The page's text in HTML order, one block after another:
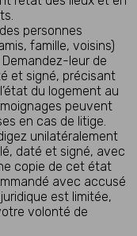
personnes
famille, voisins)
leur de
et signé, précisant
du logement au
peuvent
en cas de litige.
unilatéralement
daté et signé, avec
copie de cet état
avec accusé
est limitée,
volonté de